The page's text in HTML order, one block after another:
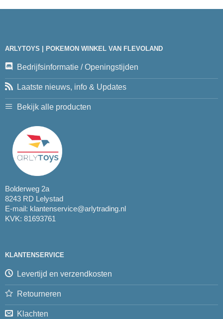
ARLYTOYS | POKEMON WINKEL VAN FLEVOLAND
Bedrijfsinformatie / Openingstijden
Laatste nieuws, info & Updates
Bekijk alle producten
Bolderweg 2a
8243 RD Lelystad
E-mail: klantenservice@arlytrading.nl
KVK: 81693761
KLANTENSERVICE
Levertijd en verzendkosten
Retourneren
Klachten